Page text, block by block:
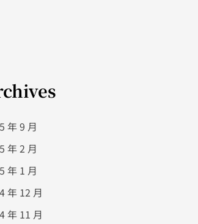
年 9 月
年 2 月
年 1 月
年 12 月
年 11 月